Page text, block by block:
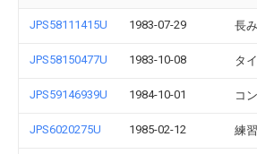
JPS58111415U 1983-07-29 長
JPS58150477U 1983-10-08 タ
JPS59146939U 1984-10-01 コ
JPS6020275U 1985-02-12 練